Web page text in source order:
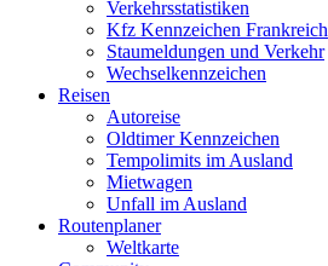
Verkehrsstatistiken
Kfz Kennzeichen Frankreich
Staumeldungen und Verkehr
Wechselkennzeichen
Reisen
Autoreise
Oldtimer Kennzeichen
Tempolimits im Ausland
Mietwagen
Unfall im Ausland
Routenplaner
Weltkarte